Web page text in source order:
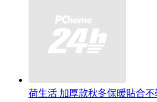
荷生活 加厚款秋冬保暖貼合